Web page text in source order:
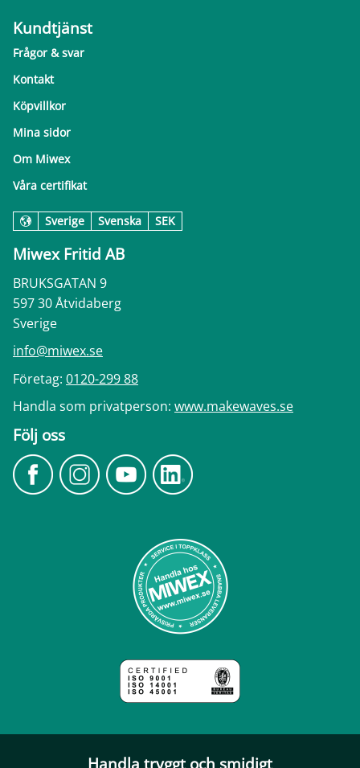
Kundtjänst
Frågor & svar
Kontakt
Köpvillkor
Mina sidor
Om Miwex
Våra certifikat
Sverige Svenska SEK
Miwex Fritid AB
BRUKSGATAN 9
597 30 Åtvidaberg
Sverige
info@miwex.se
Företag: 0120-299 88
Handla som privatperson: www.makewaves.se
Följ oss